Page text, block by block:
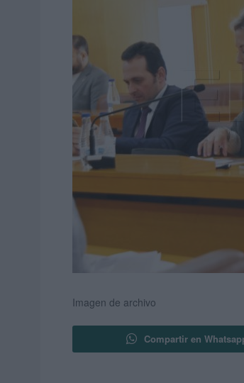
Imagen de archivo
Compartir en